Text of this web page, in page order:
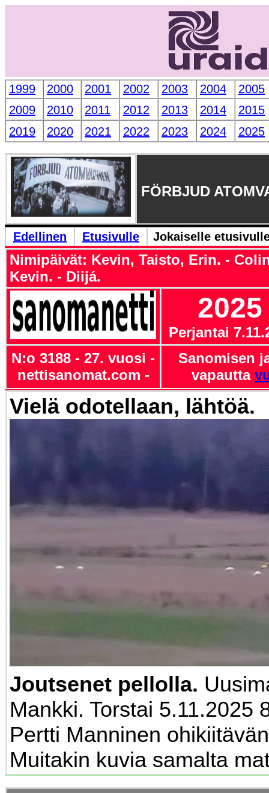
1999 2000 2001 2002 2003 2004
2005
2009
2010 2011 2012 2013 2014
2015
2019
2020 2021 2022 2023 2024 2025
FÖRBJUD
Edellinen Etusivulle Jokaiselle
Nimipäivät: Kevin, Taisto, Erin. -
Kevin. - Diijá.
Perjantai
N:o 3188 - 27. vuosi -
nettisanomat.com -
Sanomisen
vapautta
Vielä odotellaan, lähtöä.
Joutsenet pellolla.
Mankki. Torstai 5.11.2025
Pertti Manninen
Muitakin kuvia samalta